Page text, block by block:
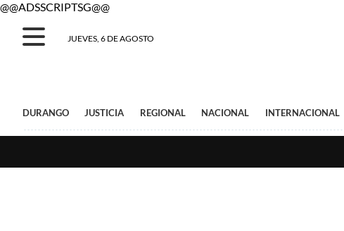
@@ADSSCRIPTSG@@
JUEVES, 6 DE AGOSTO
DURANGO JUSTICIA REGIONAL NACIONAL INTERNACIONAL